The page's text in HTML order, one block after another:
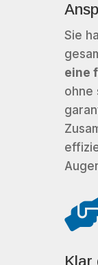
Sie
eine
ohne
Klar